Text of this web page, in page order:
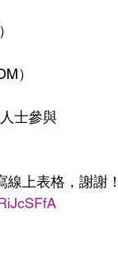
）
人士參與
上表格，謝謝！